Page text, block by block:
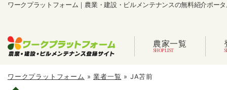
ワークプラットフォーム｜農業・建設・ビルメンテナンスの無料紹介ポー
農家一覧
ワークプラットフォーム »業者一覧 » JA苫前